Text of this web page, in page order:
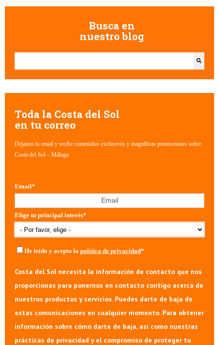
Busca en
nuestro blog
Esto es un campo de búsqueda con una función de texto predictivo.
Toda la Costa del Sol
en tu correo
Déjanos tu email y recibe contenidos exclusivos y magníficas promociones sobre
Costa del Sol – Málaga.
Email*
Elige tu principal interés*
He leído y acepto la política de privacidad*
Costa del Sol necesita la información de contacto que nos
proporcionas para ponernos en contacto contigo acerca de
nuestros productos y servicios. Puedes darte de baja de
estas comunicaciones en cualquier momento. Para obtener
información sobre cómo darte de baja, así como nuestras
prácticas de privacidad y el compromiso de proteger tu